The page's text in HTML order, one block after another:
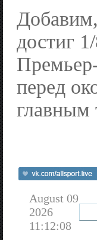
достиг
перед
главным
August 09
2026
11:12:08